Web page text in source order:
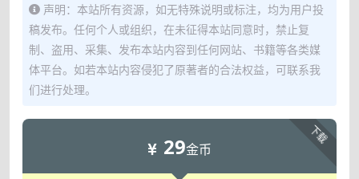
声明：本站所有资源，如无特殊说明或标注，均为用户投
稿发布。任何个人或组织，在未征得本站同意时，禁止复
制、盗用、采集、发布本站内容到任何网站、书籍等各类媒
体平台。如若本站内容侵犯了原著者的合法权益，可联系我
们进行处理。
下载
29金币